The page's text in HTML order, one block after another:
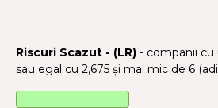
Riscuri Scazut - (LR) - companii
sau egal cu 2,675 și mai mic de 6